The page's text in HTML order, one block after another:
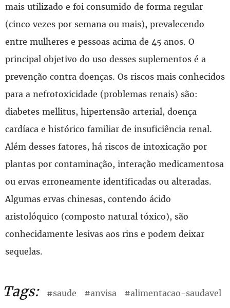
mais utilizado e foi consumido de forma regular
(cinco vezes por semana ou mais), prevalecendo
entre mulheres e pessoas acima de 45 anos. O
principal objetivo do uso desses suplementos é a
prevenção contra doenças. Os riscos mais conhecidos
para a nefrotoxicidade (problemas renais) são:
diabetes mellitus, hipertensão arterial, doença
cardíaca e histórico familiar de insuficiência renal.
Além desses fatores, há riscos de intoxicação por
plantas por contaminação, interação medicamentosa
ou ervas erroneamente identificadas ou alteradas.
Algumas ervas chinesas, contendo ácido
aristolóquico (composto natural tóxico), são
conhecidamente lesivas aos rins e podem deixar
sequelas.
Tags: #saude #anvisa #alimentacao-saudavel